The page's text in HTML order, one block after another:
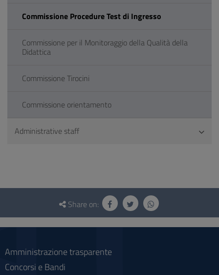
Commissione Procedure Test di Ingresso
Commissione per il Monitoraggio della Qualità della
Didattica
Commissione Tirocini
Commissione orientamento
Administrative staff
Questionnaire
social
Share on:
Amministrazione trasparente
Concorsi e Bandi